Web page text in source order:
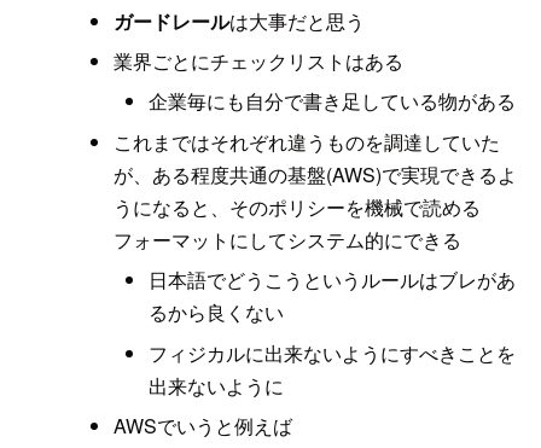
ガードレールは大事だと思う
業界ごとにチェックリストはある
企業毎にも自分で書き足している物がある
これまではそれぞれ違うものを調達していた
が、ある程度共通の基盤(AWS)で実現できるよ
うになると、そのポリシーを機械で読める
フォーマットにしてシステム的にできる
日本語でどうこうというルールはブレがあ
るから良くない
フィジカルに出来ないようにすべきことを
出来ないように
AWSでいうと例えば